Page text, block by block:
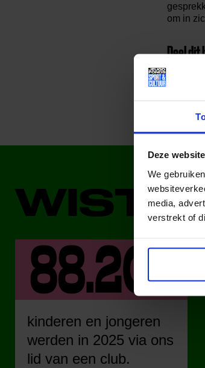
Deze
We
media,
verstrekt of
om in
Deel dit
WIST
kinderen en jongeren
werden in 2025 via ons
lid van een club.